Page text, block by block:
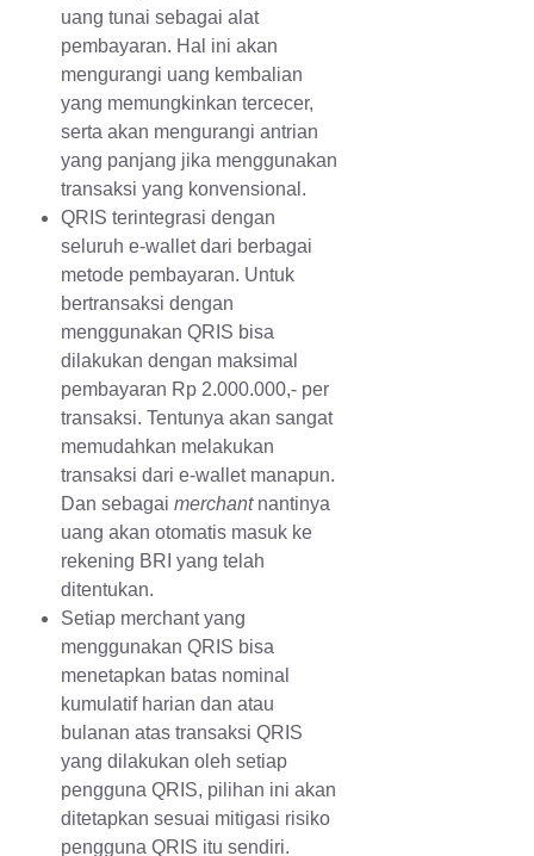
uang tunai sebagai alat
pembayaran. Hal ini akan
mengurangi uang kembalian
yang memungkinkan tercecer,
serta akan mengurangi antrian
yang panjang jika menggunakan
transaksi yang konvensional.
QRIS terintegrasi dengan
seluruh e-wallet dari berbagai
metode pembayaran. Untuk
bertransaksi dengan
menggunakan QRIS bisa
dilakukan dengan maksimal
pembayaran Rp 2.000.000,- per
transaksi. Tentunya akan sangat
memudahkan melakukan
transaksi dari e-wallet manapun.
Dan sebagai merchantnantinya
uang akan otomatis masuk ke
rekening BRI yang telah
ditentukan.
Setiap merchant yang
menggunakan QRIS bisa
menetapkan batas nominal
kumulatif harian dan atau
bulanan atas transaksi QRIS
yang dilakukan oleh setiap
pengguna QRIS, pilihan ini akan
ditetapkan sesuai mitigasi risiko
pengguna QRIS itu sendiri.